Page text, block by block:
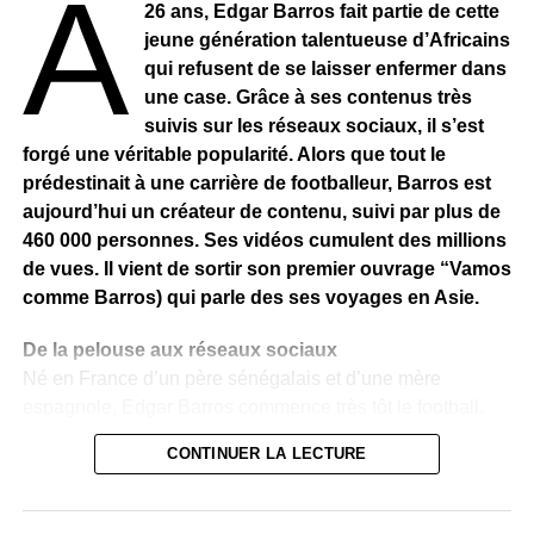
En votre nom et au mien propre, je redis à nos chers
anciens combattants nos sentiments de respect,
d’affection et de gratitude.
Le souvenir impérissable de leurs sacrifices pour la
défense de la liberté restera toujours gravé dans nos
cœurs et nos esprits.
A vous, officiers, sous-officiers et militaires du rang, je
réitère ma confiance et la fierté de la nation.
Je salue la mémoire de nos soldats tombés au champ
d’honneur. Aux blessés, j’adresse mes vœux de prompt
Je renouvelle mon soutien à ceux et celles parmi vous qui
opérations pour la défense de l’intégrité territoriale, et la
À
26 ans, Edgar Barros fait partie de cette
jeune génération talentueuse d’Africains
qui refusent de se laisser enfermer dans
une case. Grâce à ses contenus très
suivis sur les réseaux sociaux, il s’est
forgé une véritable popularité. Alors que tout le
prédestinait à une carrière de footballeur, Barros est
aujourd’hui un créateur de contenu, suivi par plus de
460 000 personnes. Ses vidéos cumulent des millions
de vues. Il vient de sortir son premier ouvrage “Vamos
comme Barros) qui parle des ses voyages en Asie.
De la pelouse aux réseaux sociaux
Né en France d’un père sénégalais et d’une mère
Très vite, il intègre l’US Torcy, un club formateur reconnu,
où il évolue aux côtés de Randal Kolo-Muani. À 19 ans,
CONTINUER LA LECTURE